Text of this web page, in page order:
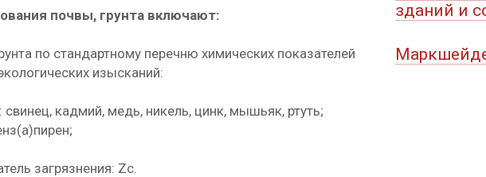
почвы, грунта включают:
по стандартному перечню химических показателей
изысканий:
кадмий, медь, никель, цинк, мышьяк, ртуть;
загрязнения: Zc.
зданий и